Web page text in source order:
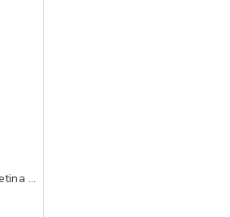
DAFIKO Salami - piletina 45g